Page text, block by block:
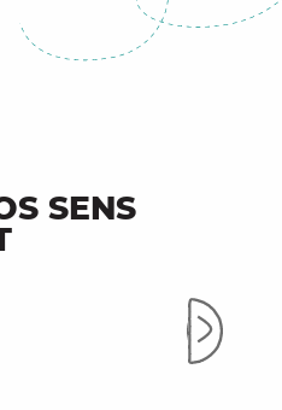
SENS
gourmandes